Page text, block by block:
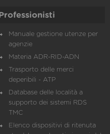
Professionisti
Manuale gestione utenze per
agenzie
Materia ADR-RID-ADN
Trasporto delle merci
deperibili - ATP
Database delle località a
supporto dei sistemi RDS
TMC
Elenco dispositivi di ritenuta